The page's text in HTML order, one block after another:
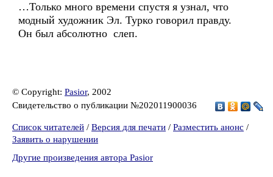
…Только много времени спустя я узнал, что
модный художник Эл. Турко говорил правду.
Он был абсолютно слеп.
© Copyright: Pasior, 2002
Свидетельство о публикации №202011900036
Список читателей / Версия для печати / Разместить анонс /
Заявить о нарушении
Другие произведения автора Pasior